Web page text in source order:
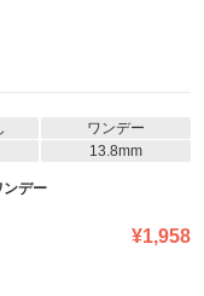
グつけたら、イエベの
この日は試しに付けて
再現出来てなくて申
てる人におすすめです!
ワンデー
13.8mm
ンデー
¥1,958